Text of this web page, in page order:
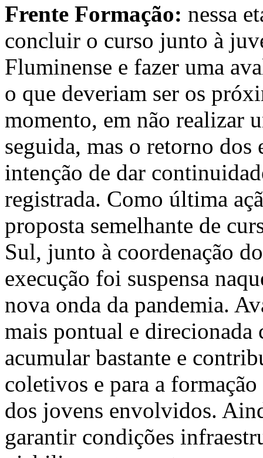
Frente Formação: nessa
concluir o curso junto à
Fluminense e fazer uma
o que deveriam ser os
momento, em não realizar
seguida, mas o retorno
intenção de dar
registrada. Como última
proposta semelhante de
Sul, junto à coordenação
execução foi suspensa
nova onda da pandemia.
mais pontual e direcionada
acumular bastante e
coletivos e para a
dos jovens envolvidos.
garantir condições